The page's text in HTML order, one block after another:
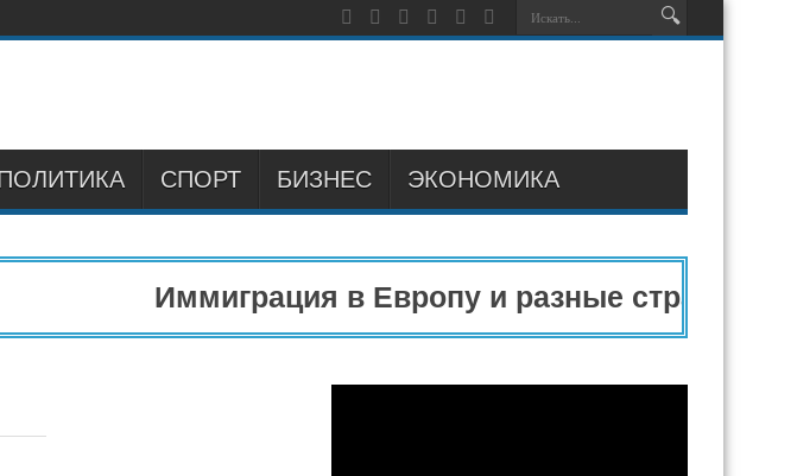
СПОРТ БИЗНЕС ЭКОНОМИКА
Иммиграция в Европу и разные страны мира